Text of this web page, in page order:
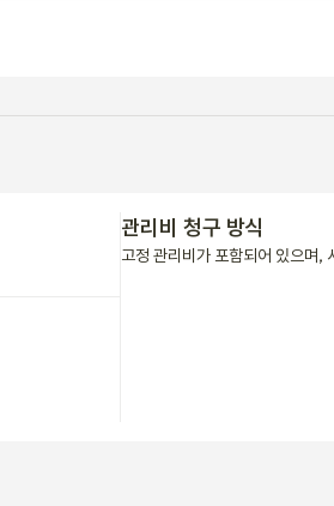
관리비 청구 방식
고정 관리비가 포함되어 있으며,